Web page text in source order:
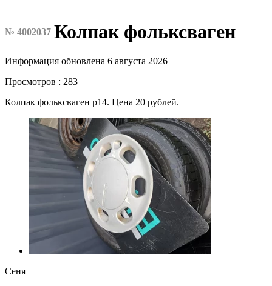
№ 4002037 Колпак фольксваген
Информация обновлена 6 августа 2026
Просмотров : 283
Колпак фольксваген р14. Цена 20 рублей.
Сеня